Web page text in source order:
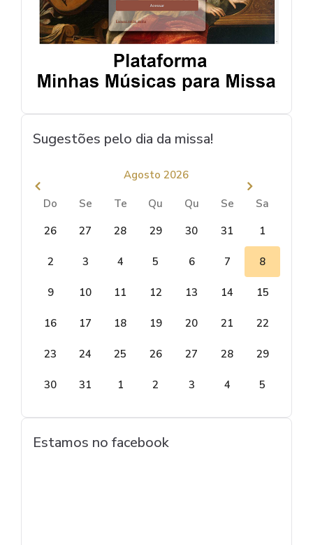
Sugestões pelo dia da missa!
Agosto 2026
Do Se Te Qu Qu Se
Sa
26
27 28 29 30 31 1
2 3 4 5 6 7 8
9 10 11 12 13 14 15
16 17 18 19 20 21 22
23 24 25 26 27 28 29
30 31 1 2 3 4 5
Estamos no facebook